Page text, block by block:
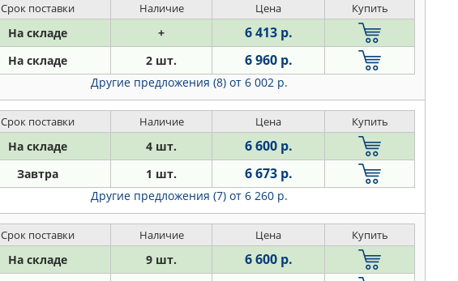
Срок поставки Наличие Цена Купить
На складе + 6 413 р.
На складе 2 шт. 6 960 р.
Другие предложения (8) от 6 002 р.
Срок поставки Наличие Цена Купить
На складе 4 шт. 6 600 р.
Завтра 1 шт. 6 673 р.
Другие предложения (7) от 6 260 р.
Срок поставки Наличие Цена Купить
На складе 9 шт. 6 600 р.